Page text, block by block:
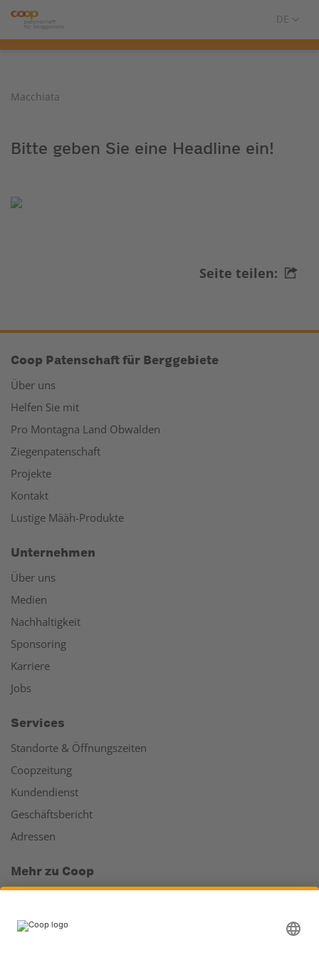
Macchiata
Bitte geben Sie eine Headline ein!
Seite teilen:
Coop Patenschaft für Berggebiete
Über uns
Helfen Sie mit
Pro Montagna Land Obwalden
Ziegenpatenschaft
Projekte
Kontakt
Lustige Määh-Produkte
Unternehmen
Über uns
Medien
Nachhaltigkeit
Sponsoring
Karriere
Jobs
Services
Standorte & Öffnungszeiten
Coopzeitung
Kundendienst
Geschäftsbericht
Adressen
Mehr zu Coop
Läden & Services